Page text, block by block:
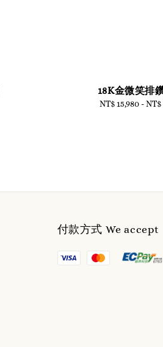
18K金微笑排
NT$ 15,980-NT$
付款方式 We accept